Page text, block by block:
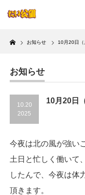
Home
お知らせ 10月20日（
お知らせ
10.20
2025
10月20日
今夜は北の風が強い
土日と忙しく働いて
したんで、今夜は体
頂きます。